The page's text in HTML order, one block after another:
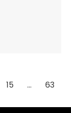
15 …
63